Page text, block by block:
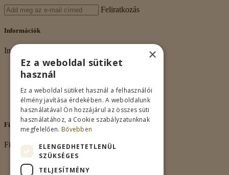
Feliratkozás
Információk
Információk
Rólunk
Adatkezelés
Vásárlási feltételek
Nagykereskedelem
Kapcsolat
Fiókom
Fiókom
Fiókom
Rendeléseim
×
Ez a weboldal sütiket
használ
Ez a weboldal sütiket használ a felhasználói
élmény javítása érdekében. A weboldalunk
használatával Ön hozzájárul az összes süti
használatához, a Cookie szabályzatunknak
megfelelően. Bővebben
ELENGEDHETETLENÜL
SZÜKSÉGES
TELJESÍTMÉNY